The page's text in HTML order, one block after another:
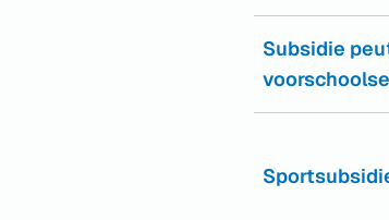
Subsidie
(Verwijst